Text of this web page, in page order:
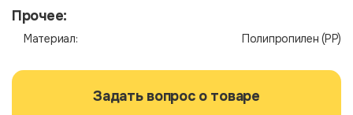
Прочее:
Материал: Полипропилен (PP)
Задать вопрос о товаре